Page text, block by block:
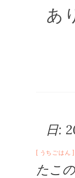
あ
日:
うちごはん
たこ